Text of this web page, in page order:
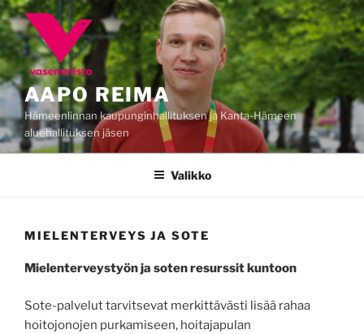
Siirry
sisältöön
AAPO REIMA
Hämeenlinnan kaupunginhallituksen ja Kanta-Hämeen
aluehallituksen jäsen
Valikko
MIELENTERVEYS JA SOTE
Mielenterveystyön ja soten resurssit kuntoon
Sote-palvelut tarvitsevat merkittävästi lisää rahaa
hoitojonojen purkamiseen, hoitajapulan